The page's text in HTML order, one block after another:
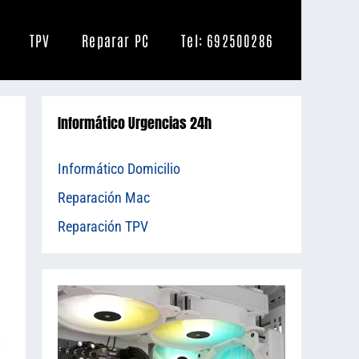
TPV Reparar PC Tel: 692500286
Informático Urgencias 24h
Informático Domicilio
Reparación Mac
Reparación TPV